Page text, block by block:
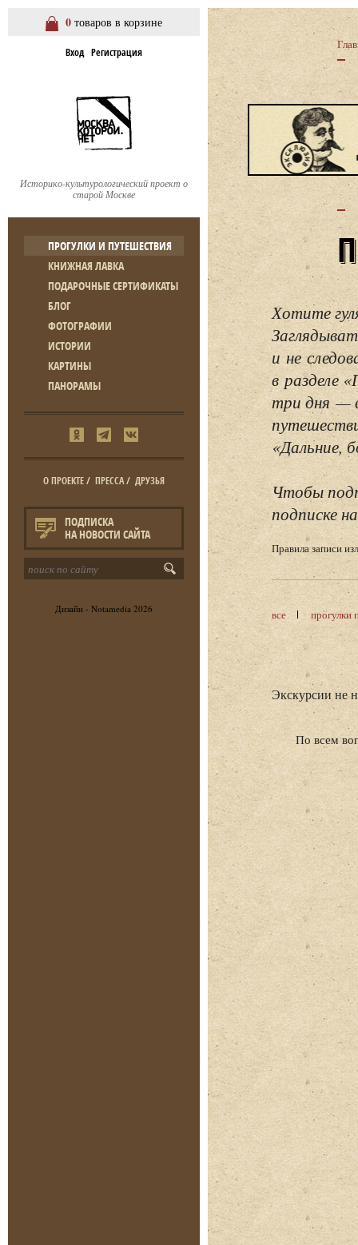
0 товаров в корзине
Вход Регистрация
Историко-культурологический проект о
старой Москве
ПРОГУЛКИ И ПУТЕШЕСТВИЯ
КНИЖНАЯ ЛАВКА
ПОДАРОЧНЫЕ СЕРТИФИКАТЫ
БЛОГ
ФОТОГРАФИИ
ИСТОРИИ
КАРТИНЫ
ПАНОРАМЫ
О ПРОЕКТЕ/ ПРЕССА/ ДРУЗЬЯ
ПОДПИСКА
НА НОВОСТИ САЙТА
Дизайн - Notamedia 2026
Хотите
и не
в разделе
три дня —
«Дальние,
Чтобы
подписке
Правила записи
все прогулки
Экскурсии не
По всем